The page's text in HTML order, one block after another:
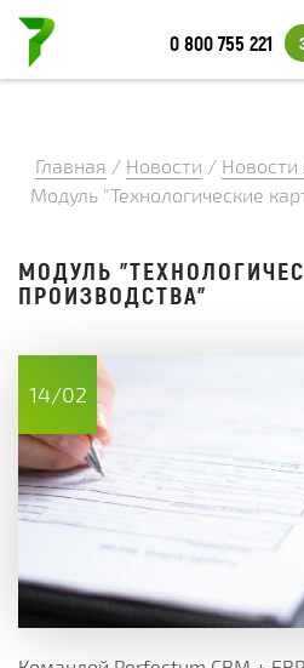
0 800 755 221
Главная / Новости /
Модуль "Технологические
МОДУЛЬ
ПРОИЗВОДСТВА"
14/02